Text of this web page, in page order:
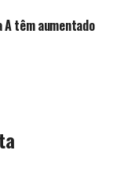
têm aumentado